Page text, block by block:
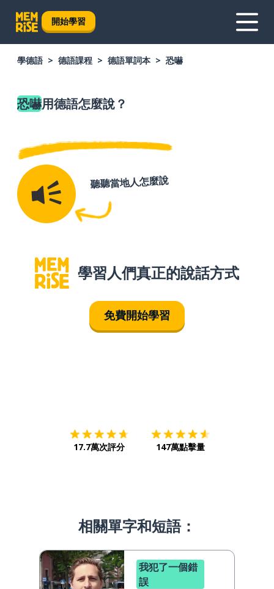
開始學習
學德語 德語課程 德語單詞本 恐嚇
恐嚇用德語怎麼說？
聽聽當地人怎麼說
學習人們真正的說話方式
免費開始學習
17.7萬次評分 147萬點擊量
相關單字和短語：
我犯了一個錯
誤